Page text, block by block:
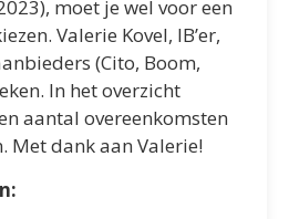
moet je wel voor een
Valerie Kovel, IB’er,
(Cito, Boom,
In het overzicht
aantal overeenkomsten
Met dank aan Valerie!